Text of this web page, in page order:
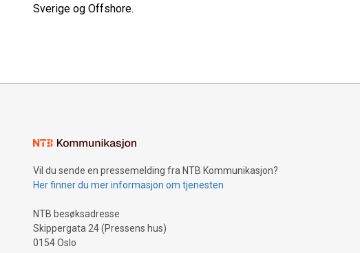
Sverige og Offshore.
Vil du sende en pressemelding fra NTB Kommunikasjon?
Her finner du mer informasjon om tjenesten
NTB besøksadresse
Skippergata 24 (Pressens hus)
0154 Oslo